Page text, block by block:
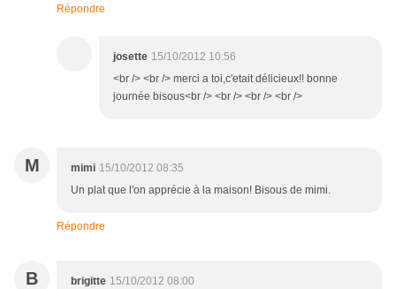
Répondre
josette 15/10/2012 10:56
<br /> <br /> merci a toi,c'etait délicieux!! bonne
journée bisous<br /> <br /> <br /> <br />
M mimi 15/10/2012 08:35
Un plat que l'on apprécie à la maison! Bisous de mimi.
Répondre
B brigitte 15/10/2012 08:00